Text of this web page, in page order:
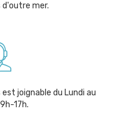
mer.
joignable du Lundi au
17h.